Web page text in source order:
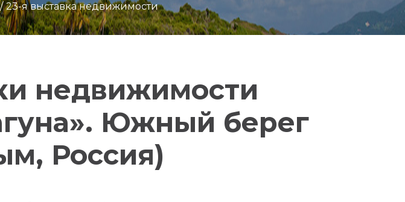
23-я выставка недвижимости
недвижимости
Южный берег
Россия)